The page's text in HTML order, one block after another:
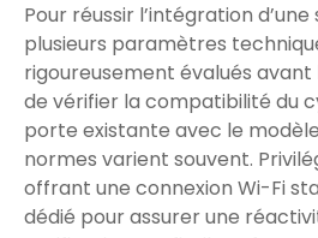
Pour réussir l’intégration
plusieurs paramètres
rigoureusement évalués avant
de vérifier la compatibilité du
porte existante avec le
normes varient souvent.
offrant une connexion Wi-Fi
dédié pour assurer une